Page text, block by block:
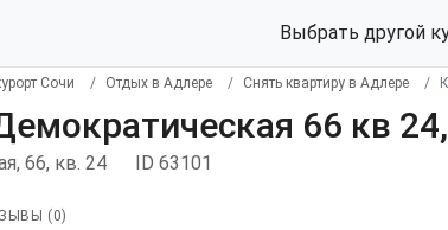
Выбрать другой
Сочи Отдых в Адлере Снять квартиру в Адлере
66 кв
66, кв. 24 ID 63101
( 0)